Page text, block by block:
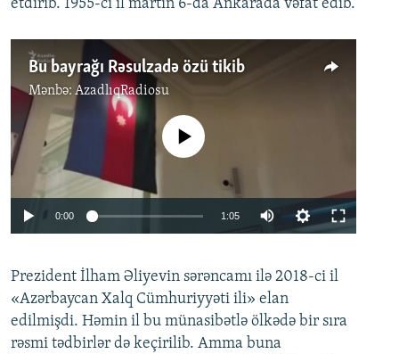
etdirib. 1955-ci il martın 6-da Ankarada vəfat edib.
Bu bayrağı Rəsulzadə özü tikib
Mənbə: AzadlıqRadiosu
Auto 270p 360p 720p
1080p
No media source currently available
0:00 1:05
360p
720p
Prezident İlham Əliyevin sərəncamı ilə 2018-ci il
«Azərbaycan Xalq Cümhuriyyəti ili» elan
edilmişdi. Həmin il bu münasibətlə ölkədə bir sıra
rəsmi tədbirlər də keçirilib. Amma buna